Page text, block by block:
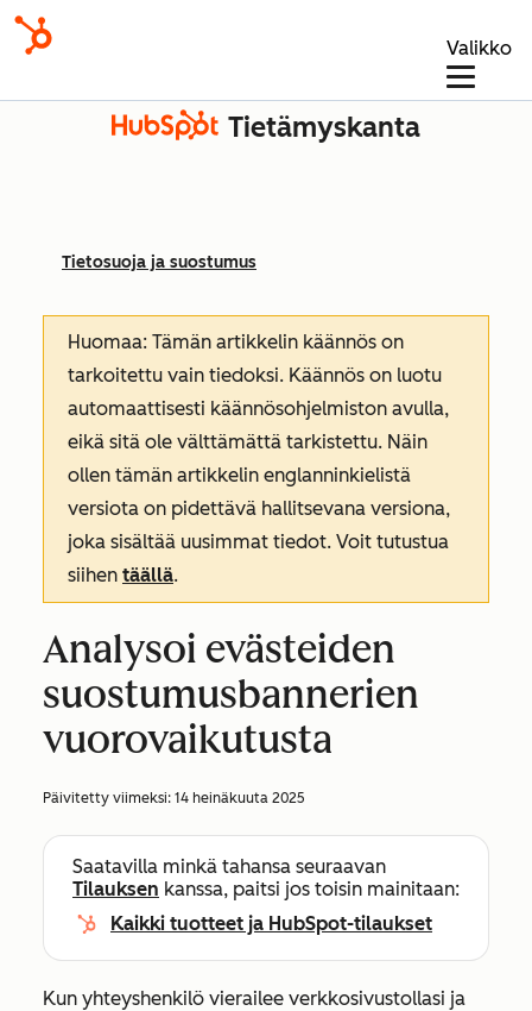
Valikko
Tietämyskanta
Tietosuoja ja suostumus
Huomaa: Tämän artikkelin käännös on
tarkoitettu vain tiedoksi. Käännös on luotu
automaattisesti käännösohjelmiston avulla,
eikä sitä ole välttämättä tarkistettu. Näin
ollen tämän artikkelin englanninkielistä
versiota on pidettävä hallitsevana versiona,
joka sisältää uusimmat tiedot. Voit tutustua
siihen täällä.
Analysoi evästeiden
suostumusbannerien
vuorovaikutusta
Päivitetty viimeksi: 14 heinäkuuta 2025
Saatavilla minkä tahansa seuraavan
Tilauksen kanssa, paitsi jos toisin mainitaan:
Kaikki tuotteet ja HubSpot-tilaukset
Kun yhteyshenkilö vierailee verkkosivustollasi ja